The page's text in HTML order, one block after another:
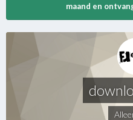
maand en